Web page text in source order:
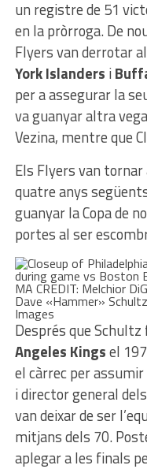
un registre de 51
en la pròrroga. De
Flyers van derrotar
York Islanders i
per a assegurar la
va guanyar altra
Vezina, mentre que
Els Flyers van tornar
quatre anys
guanyar la Copa de
portes al ser
Dave «Hammer»
Images
Després que
Angeles Kingsel
el càrrec per
i director general
van deixar de ser
mitjans dels 70.
aplegar a les finals